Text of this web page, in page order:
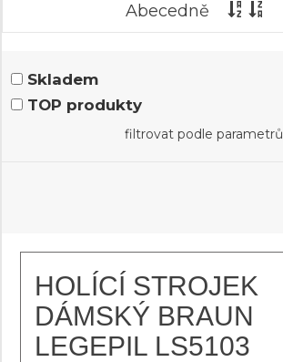
Abecedně
Skladem
TOP produkty
filtrovat podle parametrů
HOLÍCÍ STROJEK
DÁMSKÝ BRAUN
LEGEPIL LS5103